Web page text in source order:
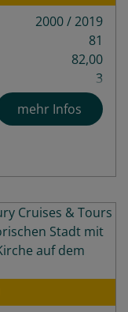
2000 / 2019
81
82,00
3
mehr Infos